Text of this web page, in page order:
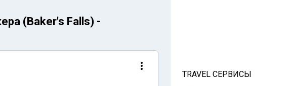
(Baker's Falls) -
TRAVEL СЕРВИСЫ